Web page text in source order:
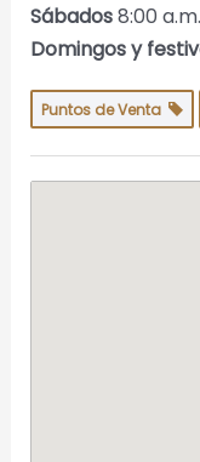
Sábados8:00
Domingos y
Puntos de Venta